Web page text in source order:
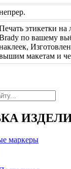
этикетки
по вашему
макетам и
маркеры